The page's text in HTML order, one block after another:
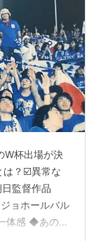
W杯出場が決
は？☑️異常な
監督作品
ョホールバル
体感 ◆あの日